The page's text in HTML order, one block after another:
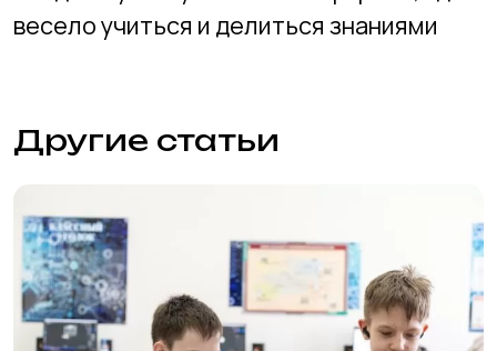
Новосибирская Академия
Информационных Технологий (Академия
НАИТ)
Новосибирск, Красный проспект, 320/1
Отзывы
Блог